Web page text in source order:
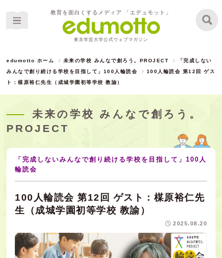
教育を面白くするメディア 「エデュモット」
東京学芸大学公式ウェブマガジン
edumotto ホーム 未来の学校 みんなで創ろう。PROJECT
「完成しない
みんなで創り続ける学校を目指して」100人輪読会
100人輪読会 第12回 ゲス
ト：楳原裕仁先生（成城学園初等学校 教諭）
未来の学校 みんなで創ろう。
PROJECT
「完成しないみんなで創り続ける学校を目指して」100人
輪読会
100人輪読会 第12回 ゲスト：楳原裕仁先
生（成城学園初等学校 教諭）
2025.08.20